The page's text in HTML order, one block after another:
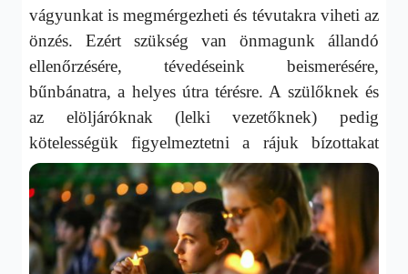
vágyunkat is megmérgezheti és tévutakra viheti az
önzés. Ezért szükség van önmagunk állandó
ellenőrzésére, tévedéseink beismerésére,
bűnbánatra, a helyes útra térésre. A szülőknek és
az elöljáróknak (lelki vezetőknek) pedig
kötelességük figyelmeztetni a rájuk bízottakat